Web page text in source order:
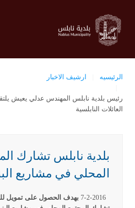
الرئيسيه ارشيف الاخبار
رئيس بلدية نابلس المهندس عدلي يعيش
العائلات النابلسية
بلدية نابلس تشارك
المحلي في مشاريع
بهدف الحصول على تمويل